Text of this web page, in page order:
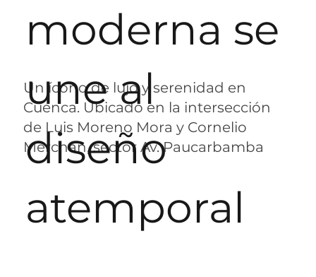
Un ícono de lujo y serenidad en
Cuenca. Ubicado en la intersección
de Luis Moreno Mora y Cornelio
Merchán, sector Av. Paucarbamba
moderna se
une al
diseño
atemporal